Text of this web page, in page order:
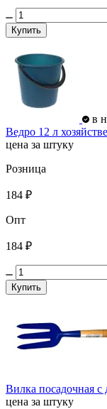
Купить
в
Ведро 12 л
цена за штуку
Розница
184 ₽
Опт
184 ₽
Купить
Вилка посадочная с
цена за штуку